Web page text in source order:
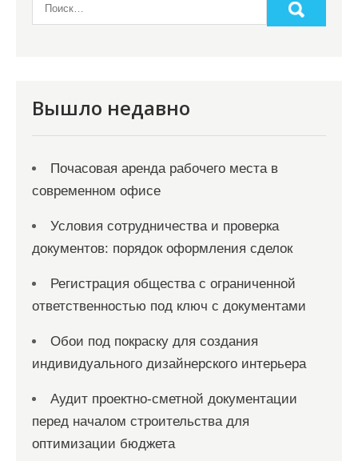
Вышло недавно
Почасовая аренда рабочего места в
современном офисе
Условия сотрудничества и проверка
документов: порядок оформления сделок
Регистрация общества с ограниченной
ответственностью под ключ с документами
Обои под покраску для создания
индивидуального дизайнерского интерьера
Аудит проектно-сметной документации
перед началом строительства для
оптимизации бюджета